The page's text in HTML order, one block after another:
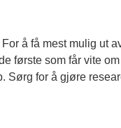
å få mest mulig ut
første som får vite
Sørg for å gjøre